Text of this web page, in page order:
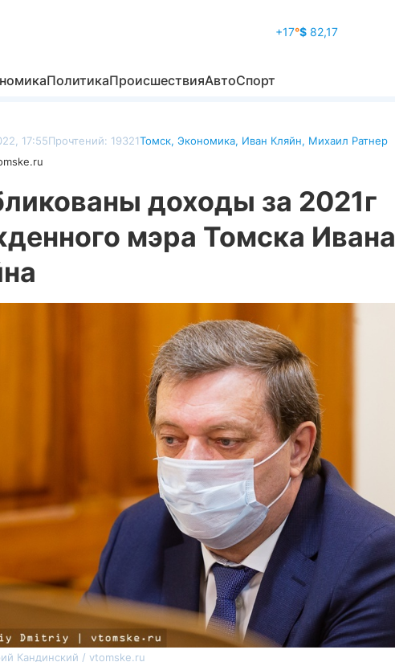
+17°$ 82,17
ПолитикаПроисшествияАвтоСпорт
17:55Прочтений: 19321Томск, Экономика, Иван Кляйн, Михаил Ратнер
доходы за 2021г
мэра Томска Ивана
Кандинский / vtomske.ru